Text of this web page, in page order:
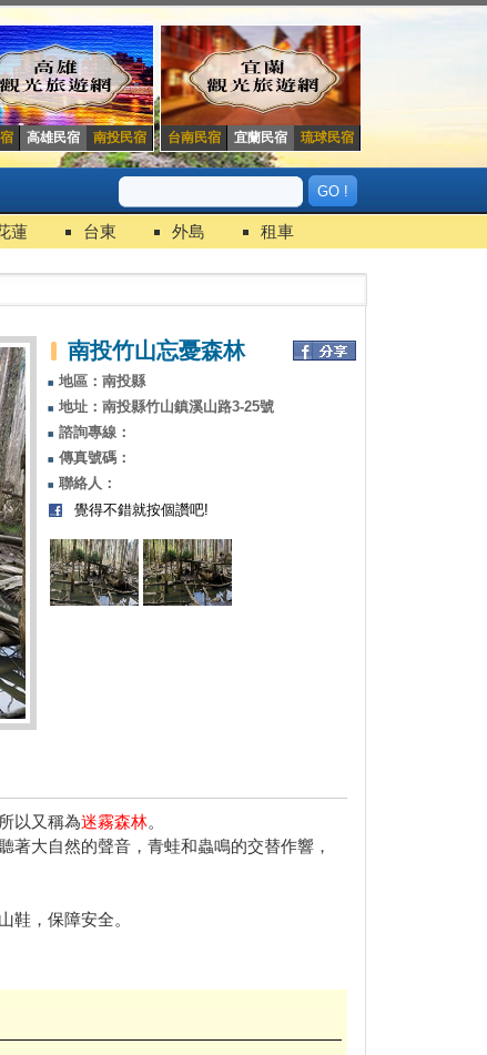
高雄民宿 南投民宿 台南民宿 宜蘭民宿 琉球民宿
蓮 台東 外島 租車
南投竹山忘憂森林
地區：南投縣
地址：南投縣竹山鎮溪山路3-25號
諮詢專線：
傳真號碼：
聯絡人：
覺得不錯就按個讚吧!
以又稱為迷霧森林。
大自然的聲音，青蛙和蟲鳴的交替作響，
鞋，保障安全。